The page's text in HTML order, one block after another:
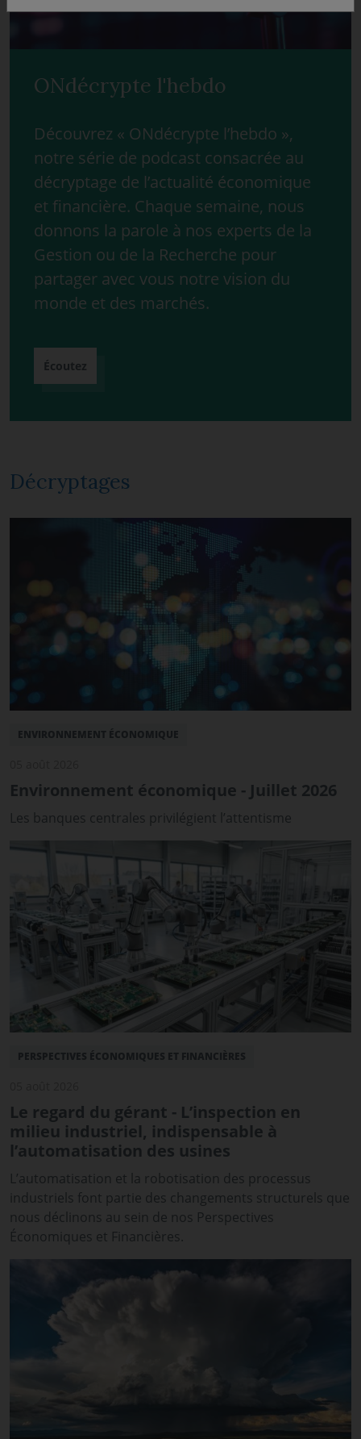
ONdécrypte l'hebdo
Découvrez « ONdécrypte l’hebdo »,
notre série de podcast consacrée au
décryptage de l’actualité économique
et financière. Chaque semaine, nous
donnons la parole à nos experts de la
Gestion ou de la Recherche pour
partager avec vous notre vision du
monde et des marchés.
Écoutez
Décryptages
ENVIRONNEMENT ÉCONOMIQUE
Environnement économique - Juillet 2026
Les banques centrales privilégient l’attentisme
PERSPECTIVES ÉCONOMIQUES ET FINANCIÈRES
Le regard du gérant - L’inspection en
milieu industriel, indispensable à
l’automatisation des usines
L’automatisation et la robotisation des processus
industriels font partie des changements structurels que
nous déclinons au sein de nos Perspectives
Économiques et Financières.